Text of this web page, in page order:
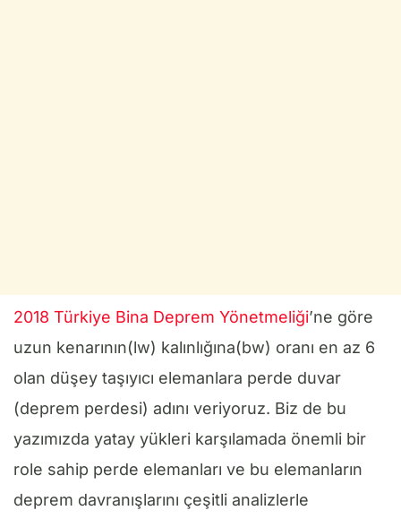
2018 Türkiye Bina Deprem Yönetmeliği’ne göre
uzun kenarının(lw) kalınlığına(bw) oranı en az 6
olan düşey taşıyıcı elemanlara perde duvar
(deprem perdesi) adını veriyoruz. Biz de bu
yazımızda yatay yükleri karşılamada önemli bir
role sahip perde elemanları ve bu elemanların
deprem davranışlarını çeşitli analizlerle